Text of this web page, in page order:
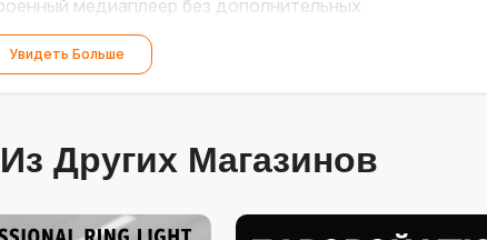
медиаплеер без дополнительных
функций ТВ и компьютера
Увидеть Больше
Других Магазинов